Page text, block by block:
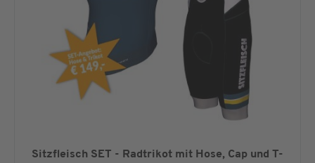
Sitzfleisch SET - Radtrikot mit Hose, Cap und T-